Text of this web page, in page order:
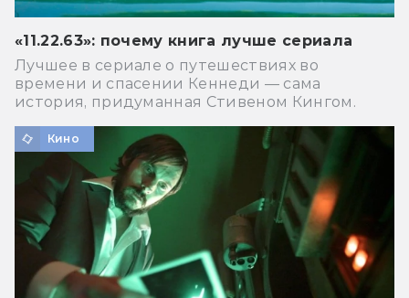
«11.22.63»: почему книга лучше сериала
Лучшее в сериале о путешествиях во
времени и спасении Кеннеди — сама
история, придуманная Стивеном Кингом.
Кино